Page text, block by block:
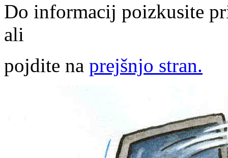
Do informacij poizkusite
ali
pojdite na prejšnjo stran.